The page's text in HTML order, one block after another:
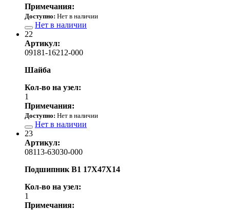
Примечания:
Доступно: Нет в наличии
Нет в наличии
22
Артикул:
09181-16212-000
Шайба
Кол-во на узел:
1
Примечания:
Доступно: Нет в наличии
Нет в наличии
23
Артикул:
08113-63030-000
Подшипник B1 17X47X14
Кол-во на узел:
1
Примечания: